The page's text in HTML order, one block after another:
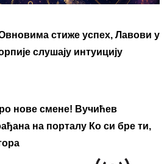
стиже успех, Лавови у
слушају интуицију
нове смене! Вучићев
на порталу Ко си бре ти,